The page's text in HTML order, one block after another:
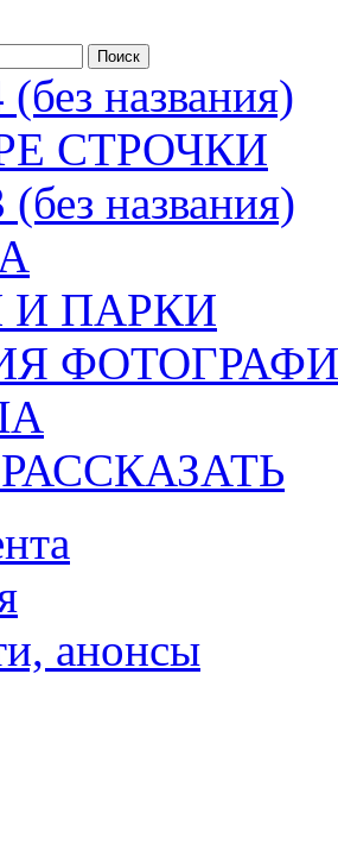
названия)
СТРОЧКИ
названия)
ПАРКИ
анонсы